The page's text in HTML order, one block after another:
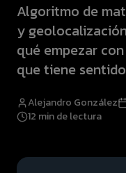
Algoritmo de
y
qué empezar
que tiene sentido
Alejandro González
12 min de lectura